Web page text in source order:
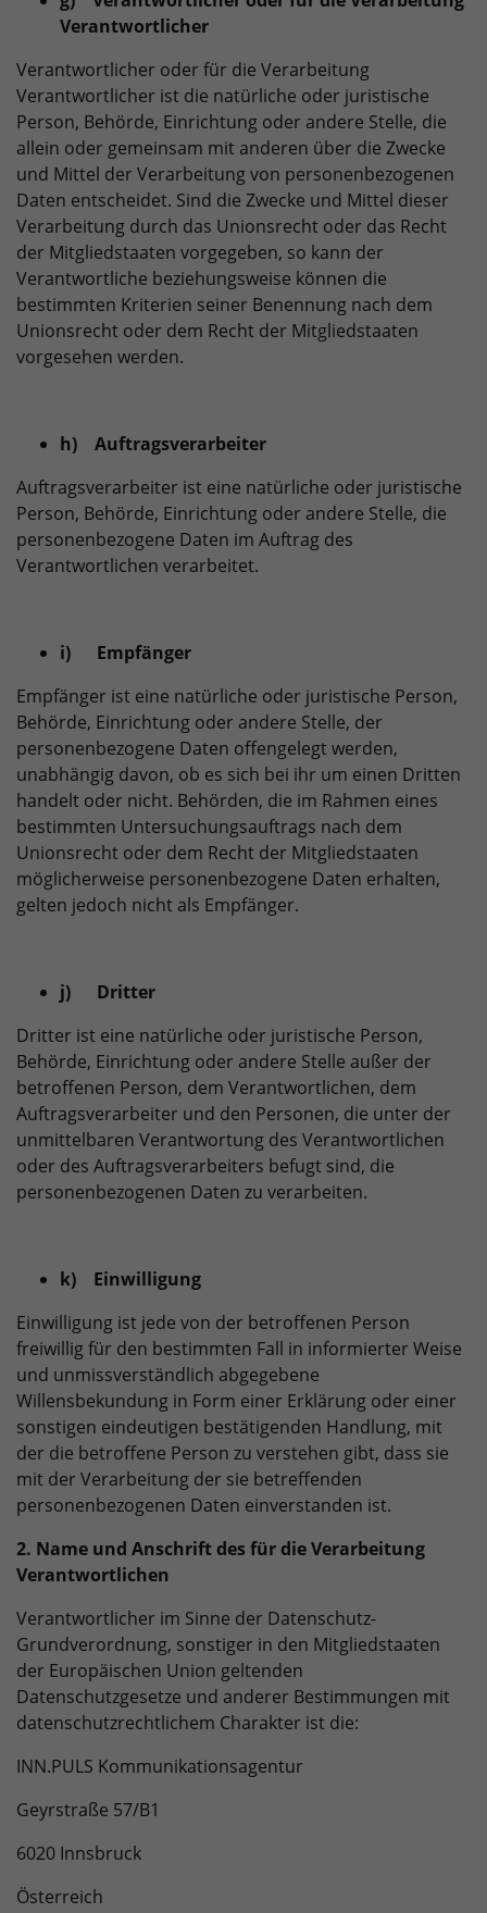
Verantwortlicher
Verantwortlicher oder für die Verarbeitung
Verantwortlicher ist die natürliche oder juristische
Person, Behörde, Einrichtung oder andere Stelle, die
allein oder gemeinsam mit anderen über die Zwecke
und Mittel der Verarbeitung von personenbezogenen
Daten entscheidet. Sind die Zwecke und Mittel dieser
Verarbeitung durch das Unionsrecht oder das Recht
der Mitgliedstaaten vorgegeben, so kann der
Verantwortliche beziehungsweise können die
bestimmten Kriterien seiner Benennung nach dem
Unionsrecht oder dem Recht der Mitgliedstaaten
vorgesehen werden.
h) Auftragsverarbeiter
Auftragsverarbeiter ist eine natürliche oder juristische
Person, Behörde, Einrichtung oder andere Stelle, die
personenbezogene Daten im Auftrag des
Verantwortlichen verarbeitet.
i) Empfänger
Empfänger ist eine natürliche oder juristische Person,
Behörde, Einrichtung oder andere Stelle, der
personenbezogene Daten offengelegt werden,
unabhängig davon, ob es sich bei ihr um einen Dritten
handelt oder nicht. Behörden, die im Rahmen eines
bestimmten Untersuchungsauftrags nach dem
Unionsrecht oder dem Recht der Mitgliedstaaten
möglicherweise personenbezogene Daten erhalten,
gelten jedoch nicht als Empfänger.
j) Dritter
Dritter ist eine natürliche oder juristische Person,
Behörde, Einrichtung oder andere Stelle außer der
betroffenen Person, dem Verantwortlichen, dem
Auftragsverarbeiter und den Personen, die unter der
unmittelbaren Verantwortung des Verantwortlichen
oder des Auftragsverarbeiters befugt sind, die
personenbezogenen Daten zu verarbeiten.
k) Einwilligung
Einwilligung ist jede von der betroffenen Person
freiwillig für den bestimmten Fall in informierter Weise
und unmissverständlich abgegebene
Willensbekundung in Form einer Erklärung oder einer
sonstigen eindeutigen bestätigenden Handlung, mit
der die betroffene Person zu verstehen gibt, dass sie
mit der Verarbeitung der sie betreffenden
personenbezogenen Daten einverstanden ist.
2. Name und Anschrift des für die Verarbeitung
Verantwortlichen
Verantwortlicher im Sinne der Datenschutz-
Grundverordnung, sonstiger in den Mitgliedstaaten
der Europäischen Union geltenden
Datenschutzgesetze und anderer Bestimmungen mit
datenschutzrechtlichem Charakter ist die:
INN.PULS Kommunikationsagentur
Geyrstraße 57/B1
6020 Innsbruck
Österreich